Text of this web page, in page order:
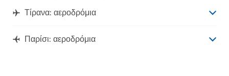
Τίρανα: αεροδρόμια
Παρίσι: αεροδρόμια